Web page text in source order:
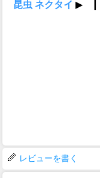
レビューを書く